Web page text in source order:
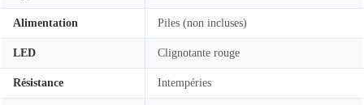
Alimentation Piles (non incluses)
LED Clignotante rouge
Résistance Intempéries